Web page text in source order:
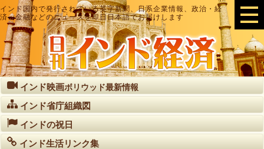
インド国内で発行されている英字新聞、日系企業情報、政治・経
済・金融などのニュースを即日日本語でお届けします
インド映画ボリウッド最新情報
インド省庁組織図
インドの祝日
インド生活リンク集